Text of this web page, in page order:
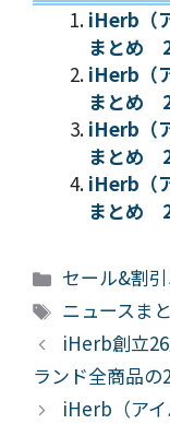
iHerb（
まとめ
iHerb（
まとめ
iHerb（
まとめ
iHerb（
まとめ
カ
テ
ゴ
リ
ー
セール&割
タ
グ
ニュースま
iHerb創立
ランド全商品の
iHerb（ア